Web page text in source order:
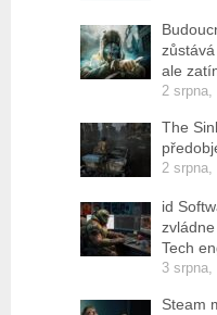
ale
2 srpna,
The
2 srpna,
id
Tech
3 srpna,
Steam